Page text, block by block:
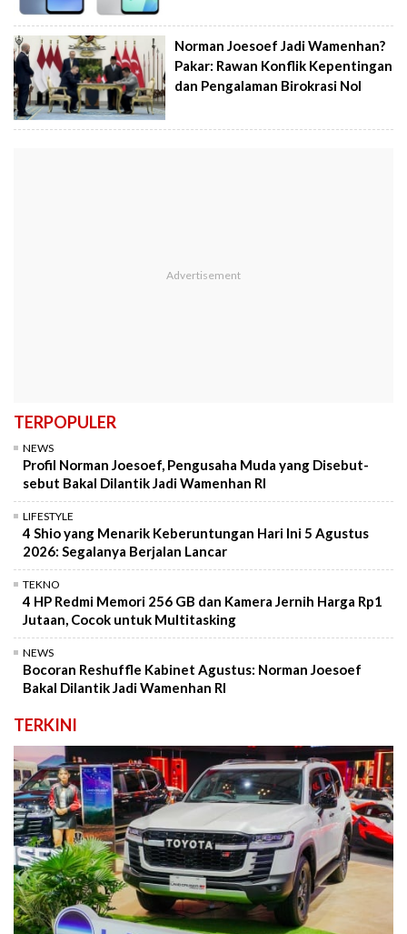
Norman Joesoef Jadi Wamenhan?
Pakar: Rawan Konflik Kepentingan
dan Pengalaman Birokrasi Nol
TERPOPULER
NEWS
Profil Norman Joesoef, Pengusaha Muda yang Disebut-
sebut Bakal Dilantik Jadi Wamenhan RI
LIFESTYLE
4 Shio yang Menarik Keberuntungan Hari Ini 5 Agustus
2026: Segalanya Berjalan Lancar
TEKNO
4 HP Redmi Memori 256 GB dan Kamera Jernih Harga Rp1
Jutaan, Cocok untuk Multitasking
NEWS
Bocoran Reshuffle Kabinet Agustus: Norman Joesoef
Bakal Dilantik Jadi Wamenhan RI
TERKINI